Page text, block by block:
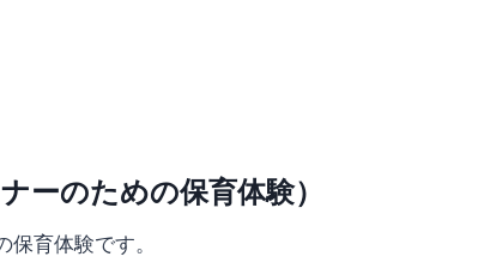
ーのための保育体験）
育体験です。